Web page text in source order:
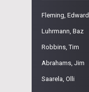
Fleming, Edward
Luhrmann, Baz
Robbins, Tim
Abrahams, Jim
Saarela, Olli